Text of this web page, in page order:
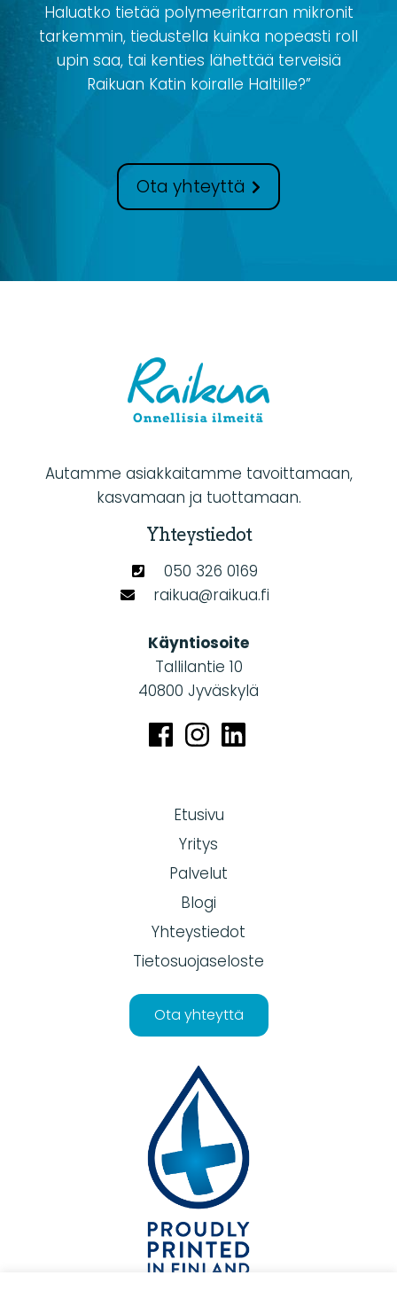
Haluatko tietää polymeeritarran mikronit
tarkemmin, tiedustella kuinka nopeasti roll
upin saa, tai kenties lähettää terveisiä
Raikuan Katin koiralle Haltille?”
Ota yhteyttä
Autamme asiakkaitamme tavoittamaan,
kasvamaan ja tuottamaan.
Yhteystiedot
050 326 0169
raikua@raikua.fi
Käyntiosoite
Tallilantie 10
40800 Jyväskylä
Etusivu
Yritys
Palvelut
Blogi
Yhteystiedot
Tietosuojaseloste
Ota yhteyttä